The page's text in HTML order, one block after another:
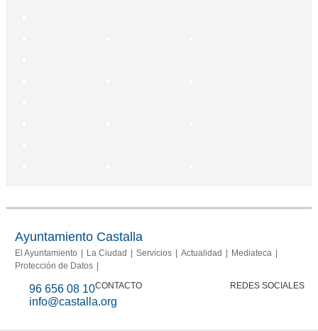
Ayuntamiento Castalla
El Ayuntamiento La Ciudad Servicios Actualidad
Mediateca
Protección de Datos
CONTACTO
96 656 08 10
info@castalla.org
REDES SOCIALES